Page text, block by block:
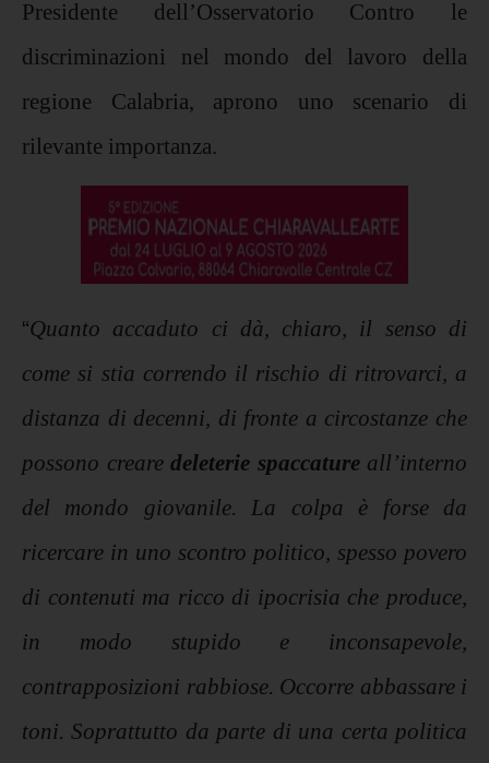
Presidente dell’Osservatorio Contro le
discriminazioni nel mondo del lavoro della
regione Calabria, aprono uno scenario di
rilevante importanza.
“Quanto accaduto ci dà, chiaro, il senso di
come si stia correndo il rischio di ritrovarci, a
distanza di decenni, di fronte a circostanze che
possono creare deleterie spaccatureall’interno
del mondo giovanile. La colpa è forse da
ricercare in uno scontro politico, spesso povero
di contenuti ma ricco di ipocrisia che produce,
in modo stupido e inconsapevole,
contrapposizioni rabbiose. Occorre abbassare i
toni. Soprattutto da parte di una certa politica